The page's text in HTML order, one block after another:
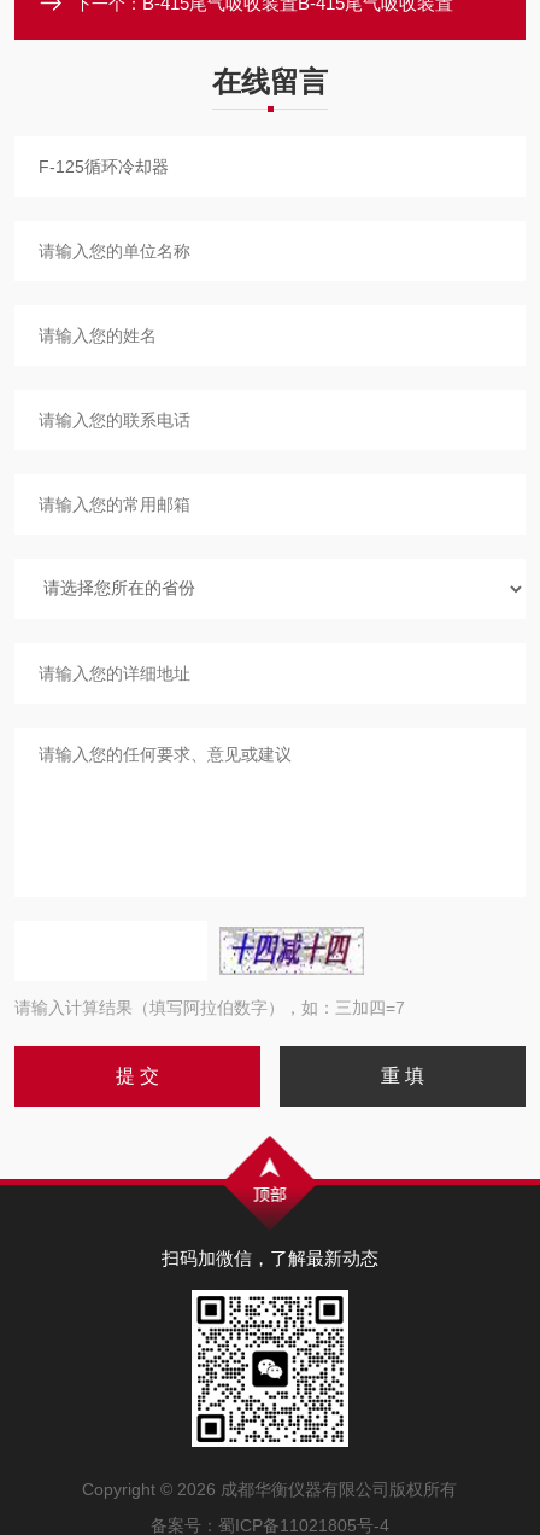
在线留言
请输入计算结果（填写阿拉伯数字），如：三加四=7
扫码加微信，了解最新动态
Copyright © 2026 成都华衡仪器有限公司版权所有
备案号： 蜀ICP备11021805号-4